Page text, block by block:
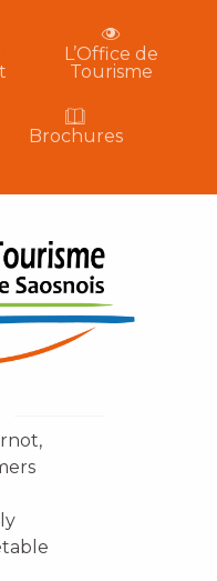
L’Office de
Tourisme
Brochures